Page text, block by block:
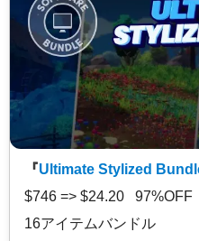
『Ultimate Stylized
$746 => $24.20 97%OFF
16アイテムバンドル